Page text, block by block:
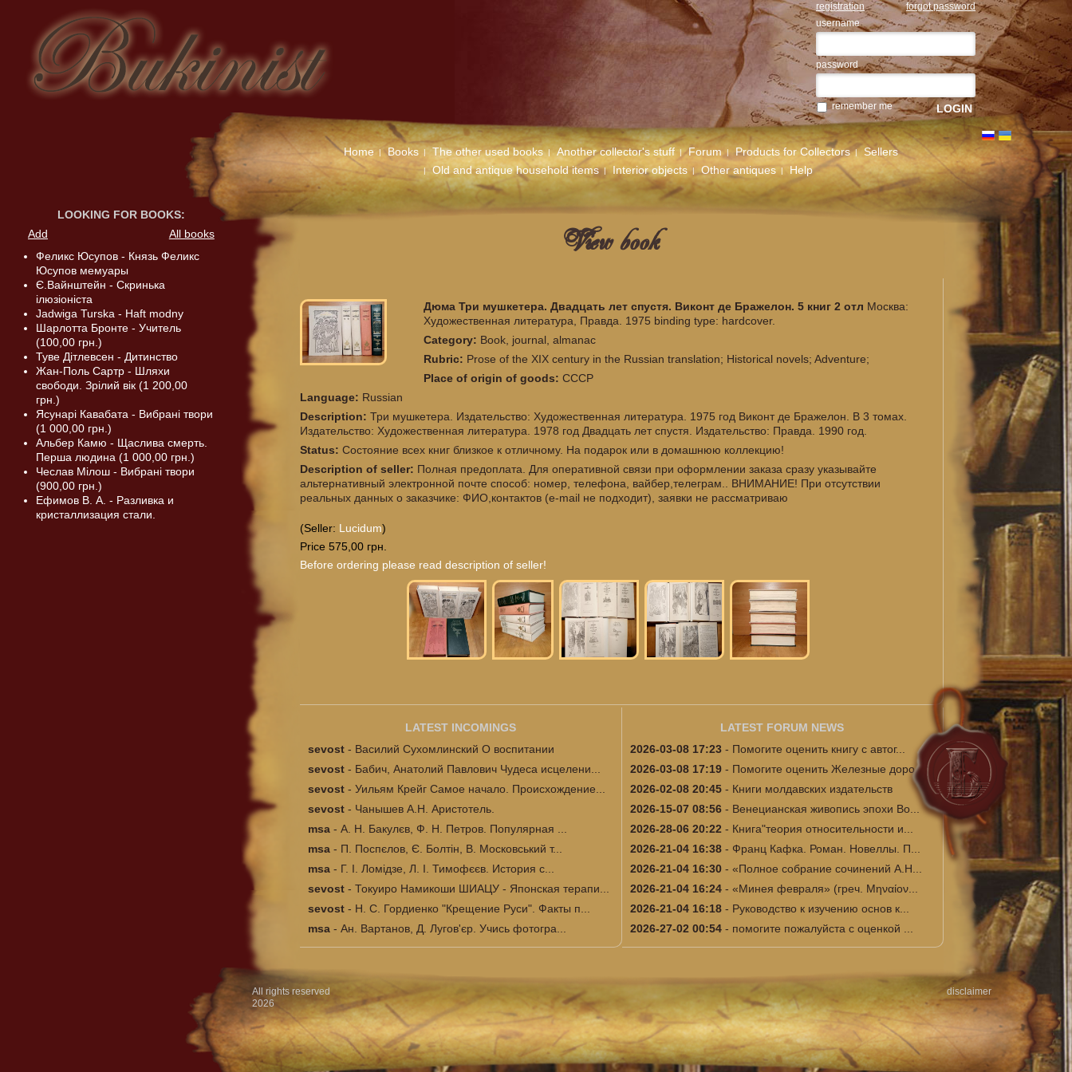
registration
forgot password
username
password
remember me
Home Books The other used books Another collector's stuff Forum Products for Collectors
Sellers
Old and antique household items
Interior objects Other antiques Help
View book
Дюма Три мушкетера. Двадцать лет спустя. Виконт де Бражелон. 5 книг 2 отл Москва:
Художественная литература, Правда. 1975 binding type: hardcover.
Category: Book, journal, almanac
Rubric: Prose of the XIX century in the Russian translation; Historical novels; Adventure;
Place of origin of goods:СССР
Language: Russian
Description:Три мушкетера. Издательство: Художественная литература. 1975 год Виконт де Бражелон. В 3 томах.
Издательство: Художественная литература. 1978 год Двадцать лет спустя. Издательство: Правда. 1990 год.
Status:Состояние всех книг близкое к отличному. На подарок или в домашнюю коллекцию!
Description of seller: Полная предоплата. Для оперативной связи при оформлении заказа сразу указывайте
альтернативный электронной почте способ: номер, телефона, вайбер,телеграм.. ВНИМАНИЕ! При отсутствии
реальных данных о заказчике: ФИО,контактов (e-mail не подходит), заявки не рассматриваю
(Seller: Lucidum)
Price 575,00 грн.
Before ordering please read description of seller!
LATEST INCOMINGS
sevost - Василий Сухомлинский О воспитании
sevost - Бабич, Анатолий Павлович Чудеса исцелени...
sevost -Уильям Крейг Самое начало. Происхождение...
sevost - Чанышев А.Н. Аристотель.
msa -А. Н. Бакулєв, Ф. Н. Петров. Популярная ...
msa - П. Поспєлов, Є. Болтін, В. Московський т...
msa - Г. І. Ломідзе, Л. І. Тимофєєв. История с...
sevost -Токуиро Намикоши ШИАЦУ - Японская терапи...
sevost - Н. С. Гордиенко "Крещение Руси". Факты п...
msa -Ан. Вартанов, Д. Лугов'єр. Учись фотогра...
LATEST FORUM NEWS
2026-03-08 17:23- Помогите оценить книгу с автог...
2026-03-08 17:19- Помогите оценить Железные доро...
2026-02-08 20:45- Книги молдавских издательств
2026-15-07 08:56- Венецианская живопись эпохи Во...
2026-28-06 20:22 - Книга"теория относительности и...
2026-21-04 16:38- Франц Кафка. Роман. Новеллы. П...
2026-21-04 16:30- «Полное собрание сочинений А.Н...
2026-21-04 16:24- «Минея февраля» (греч. Μηναίον...
2026-21-04 16:18- Руководство к изучению основ к...
2026-27-02 00:54- помогите пожалуйста с оценкой ...
All rights reserved
2026
disclaimer
LOOKING FOR BOOKS:
Add
All books
Феликс Юсупов - Князь Феликс
Юсупов мемуары
Є.Вайнштейн - Скринька
ілюзіоніста
Jadwiga Turska - Haft modny
Шарлотта Бронте - Учитель
(100,00 грн.)
Туве Дітлевсен - Дитинство
Жан-Поль Сартр - Шляхи
свободи. Зрілий вік (1 200,00
грн.)
Ясунарі Кавабата - Вибрані твори
(1 000,00 грн.)
Альбер Камю - Щаслива смерть.
Перша людина (1 000,00 грн.)
Чеслав Мілош - Вибрані твори
(900,00 грн.)
Ефимов В. А. - Разливка и
кристаллизация стали.